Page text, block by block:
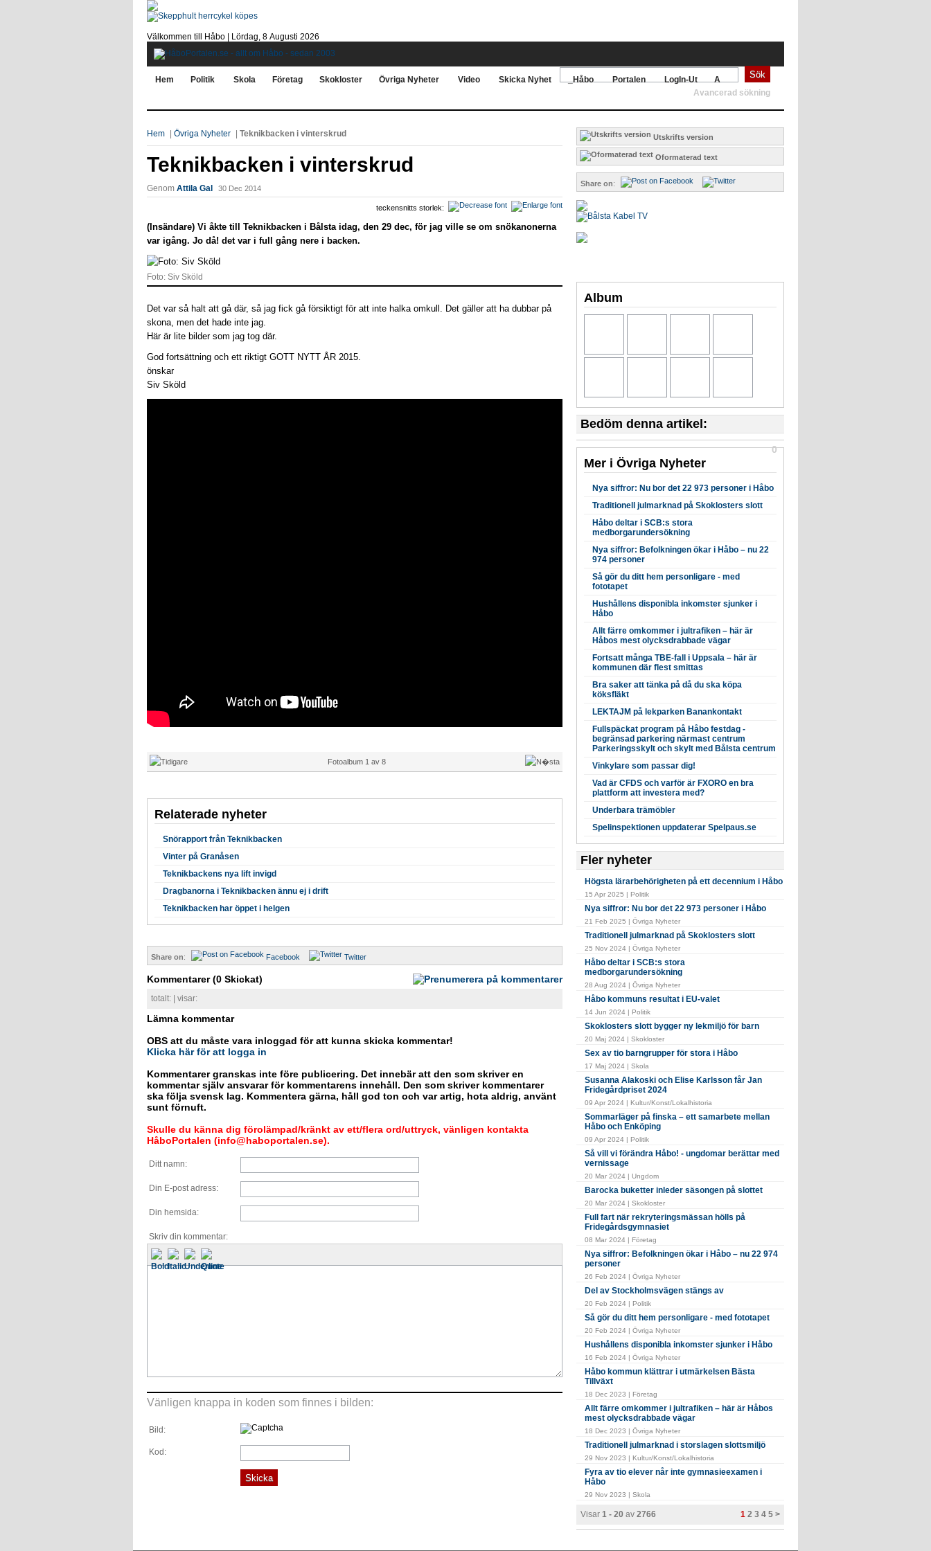
Välkommen till Håbo | Lördag, 8 Αugusti 2026
Sök
Avancerad sökning
Hem Politik Skola Företag Skokloster Övriga Nyheter Video Skicka Nyhet _Håbo Portalen LogIn-Ut A
Hem Övriga Nyheter Teknikbacken i vinterskrud
Teknikbacken i vinterskrud
Genom Attila Gal 30 Dec 2014
teckensnitts storlek:
(Insändare) Vi åkte till Teknikbacken i Bålsta idag, den 29 dec, för jag ville se om snökanonerna
var igång. Jo då! det var i full gång nere i backen.
Foto: Siv Sköld
Det var så halt att gå där, så jag fick gå försiktigt för att inte halka omkull. Det gäller att ha dubbar på
skona, men det hade inte jag.
Här är lite bilder som jag tog där.
God fortsättning och ett riktigt GOTT NYTT ÅR 2015.
önskar
Siv Sköld
Fotoalbum 1 av 8
Relaterade nyheter
Snörapport från Teknikbacken
Vinter på Granåsen
Teknikbackens nya lift invigd
Dragbanorna i Teknikbacken ännu ej i drift
Teknikbacken har öppet i helgen
Share on: Facebook Twitter
Kommentarer(0 Skickat)
totalt: | visar:
Lämna kommentar
OBS att du måste vara inloggad för att kunna skicka kommentar!
Klicka här för att logga in
Kommentarer granskas inte före publicering. Det innebär att den som skriver en
kommentar själv ansvarar för kommentarens innehåll. Den som skriver kommentarer
ska följa svensk lag. Kommentera gärna, håll god ton och var artig, hota aldrig, använt
sunt förnuft.
Skulle du känna dig förolämpad/kränkt av ett/flera ord/uttryck, vänligen kontakta
HåboPortalen (info@haboportalen.se).
Ditt namn:
Din E-post adress:
Din hemsida:
Skriv din kommentar:
Vänligen knappa in koden som finnes i bilden:
Bild:
Kod:
Utskrifts version
Oformaterad text
Share on:
Album
Bedöm denna artikel:
0
Mer i Övriga Nyheter
Nya siffror: Nu bor det 22 973 personer i Håbo
Traditionell julmarknad på Skoklosters slott
Håbo deltar i SCB:s stora
medborgarundersökning
Nya siffror: Befolkningen ökar i Håbo – nu 22
974 personer
Så gör du ditt hem personligare - med
fototapet
Hushållens disponibla inkomster sjunker i
Håbo
Allt färre omkommer i jultrafiken – här är
Håbos mest olycksdrabbade vägar
Fortsatt många TBE-fall i Uppsala – här är
kommunen där flest smittas
Bra saker att tänka på då du ska köpa
köksfläkt
LEKTAJM på lekparken Banankontakt
Fullspäckat program på Håbo festdag -
begränsad parkering närmast centrum
Parkeringsskylt och skylt med Bålsta centrum
Vinkylare som passar dig!
Vad är CFDS och varför är FXORO en bra
plattform att investera med?
Underbara trämöbler
Spelinspektionen uppdaterar Spelpaus.se
Fler nyheter
Högsta lärarbehörigheten på ett decennium i Håbo
15 Apr 2025 | Politik
Nya siffror: Nu bor det 22 973 personer i Håbo
21 Feb 2025 | Övriga Nyheter
Traditionell julmarknad på Skoklosters slott
25 Nov 2024 | Övriga Nyheter
Håbo deltar i SCB:s stora
medborgarundersökning
28 Aug 2024 | Övriga Nyheter
Håbo kommuns resultat i EU-valet
14 Jun 2024 | Politik
Skoklosters slott bygger ny lekmiljö för barn
20 Maj 2024 | Skokloster
Sex av tio barngrupper för stora i Håbo
17 Maj 2024 | Skola
Susanna Alakoski och Elise Karlsson får Jan
Fridegårdpriset 2024
09 Apr 2024 | Kultur/Konst/Lokalhistoria
Sommarläger på finska – ett samarbete mellan
Håbo och Enköping
09 Apr 2024 | Politik
Så vill vi förändra Håbo! - ungdomar berättar med
vernissage
20 Mar 2024 | Ungdom
Barocka buketter inleder säsongen på slottet
20 Mar 2024 | Skokloster
Full fart när rekryteringsmässan hölls på
Fridegårdsgymnasiet
08 Mar 2024 | Företag
Nya siffror: Befolkningen ökar i Håbo – nu 22 974
personer
26 Feb 2024 | Övriga Nyheter
Del av Stockholmsvägen stängs av
20 Feb 2024 | Politik
Så gör du ditt hem personligare - med fototapet
20 Feb 2024 | Övriga Nyheter
Hushållens disponibla inkomster sjunker i Håbo
16 Feb 2024 | Övriga Nyheter
Håbo kommun klättrar i utmärkelsen Bästa
Tillväxt
18 Dec 2023 | Företag
Allt färre omkommer i jultrafiken – här är Håbos
mest olycksdrabbade vägar
18 Dec 2023 | Övriga Nyheter
Traditionell julmarknad i storslagen slottsmiljö
29 Nov 2023 | Kultur/Konst/Lokalhistoria
Fyra av tio elever når inte gymnasieexamen i
Håbo
29 Nov 2023 | Skola
1 2 3 4 5 >
Visar 1 - 20 av 2766